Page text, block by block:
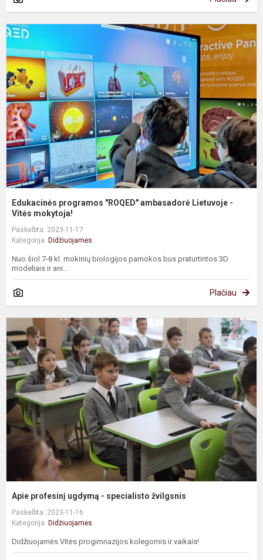
Edukacinės programos "ROQED" ambasadorė Lietuvoje -
Vitės mokytoja!
Paskelbta: 2023-11-17
Kategorija: Didžiuojamės
Nuo šiol 7-8 kl. mokinių biologijos pamokos bus praturtintos 3D
modeliais ir ani...
Plačiau
Apie profesinį ugdymą - specialisto žvilgsnis
Paskelbta: 2023-11-16
Kategorija: Didžiuojamės
Didžiuojamės Vitės progimnazijos kolegomis ir vaikais!